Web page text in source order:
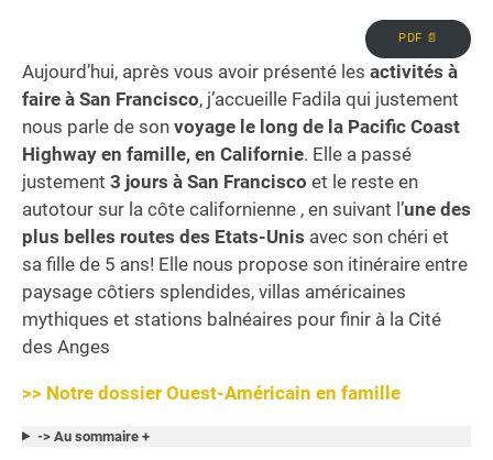
PDF 📄
Aujourd’hui, après vous avoir présenté les activités à
faire à San Francisco, j’accueille Fadila qui justement
nous parle de son voyage le long de la Pacific Coast
Highway en famille, en Californie. Elle a passé
justement 3 jours à San Francisco et le reste en
autotour sur la côte californienne , en suivant l’une des
plus belles routes des Etats-Unis avec son chéri et
sa fille de 5 ans! Elle nous propose son itinéraire entre
paysage côtiers splendides, villas américaines
mythiques et stations balnéaires pour finir à la Cité
des Anges
>> Notre dossier Ouest-Américain en famille
-> Au sommaire +